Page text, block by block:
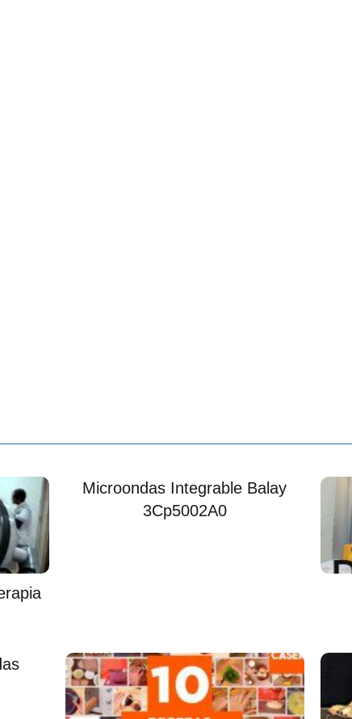
Microondas Integrable Balay
3Cp5002A0